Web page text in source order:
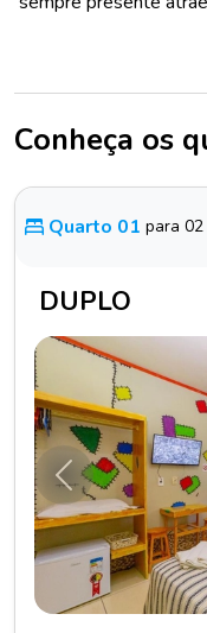
Conheça os
Quarto 01 para
DUPLO
Anterior